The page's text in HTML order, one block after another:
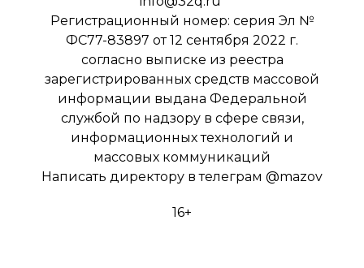
Регистрационный номер: серия Эл №
ФС77-83897 от 12 сентября 2022 г.
согласно выписке из реестра
зарегистрированных средств массовой
информации выдана Федеральной
службой по надзору в сфере связи,
информационных технологий и
массовых коммуникаций
Написать директору в телеграм @mazov
16+